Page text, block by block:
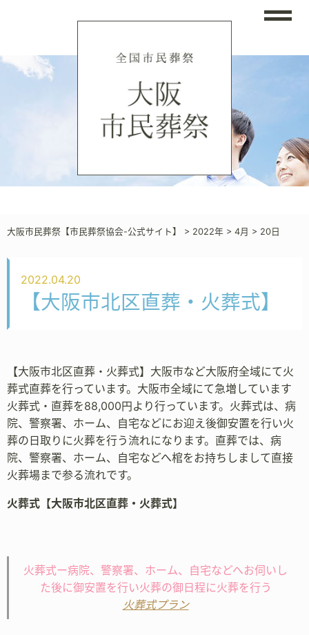
大阪市民葬祭【市民葬祭協会-公式サイト】 > 2022年 > 4月 > 20日
2022.04.20
【大阪市北区直葬・火葬式】
【大阪市北区直葬・火葬式】大阪市など大阪府全域にて火
葬式直葬を行っています。大阪市全域にて急増しています
火葬式・直葬を88,000円より行っています。火葬式は、病
院、警察署、ホーム、自宅などにお迎え後御安置を行い火
葬の日取りに火葬を行う流れになります。直葬では、病
院、警察署、ホーム、自宅などへ棺をお持ちしまして直接
火葬場まで参る流れです。
火葬式【大阪市北区直葬・火葬式】
火葬式ー病院、警察署、ホーム、自宅などへお伺いし
た後に御安置を行い火葬の御日程に火葬を行う
火葬式プラン